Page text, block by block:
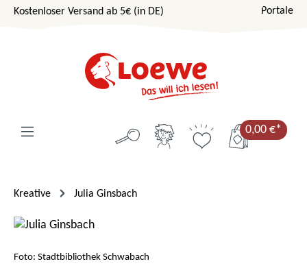
Zum Hauptinhalt springen
Kostenloser Versand ab 5€ (in DE) Portale
0,00 €*
Kreative Julia Ginsbach
Foto: Stadtbibliothek Schwabach